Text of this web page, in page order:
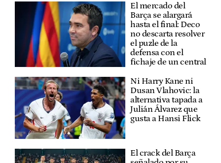
El mercado del
Barça se alargará
hasta el final: Deco
no descarta resolver
el puzle de la
defensa con el
fichaje de un central
Ni Harry Kane ni
Dusan Vlahovic: la
alternativa tapada a
Julián Álvarez que
gusta a Hansi Flick
El crack del Barça